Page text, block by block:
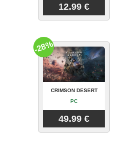
12.99 €
CRIMSON DESERT
PC
49.99 €
-28%